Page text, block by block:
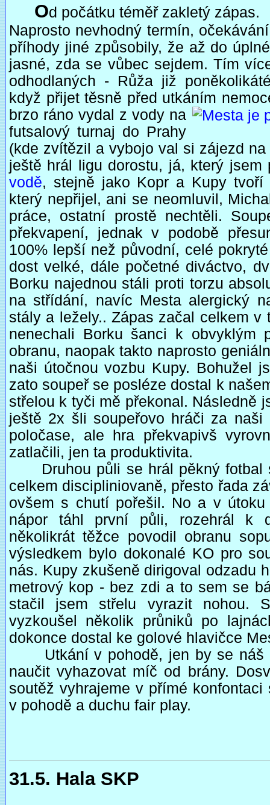
Od počátku téměř zakletý zápas.
Naprosto nevhodný termín,
příhody jiné způsobily, že až do
jasné, zda se vůbec sejdem. Tím
odhodlaných - Růža již
když přijet těsně před utkáním
brzo ráno vydal z vody na
futsalový turnaj do Prahy
(kde zvítězil a vybojo val si zájezd
ještě hrál ligu dorostu, já, který
vodě, stejně jako Kopr a Kupy tvoří
který nepřijel, ani se neomluvil,
práce, ostatní prostě nechtěli.
překvapení, jednak v podobě
100% lepší než původní, celé
dost velké, dále početné diváctvo,
Borku najednou stáli proti torzu
na střídání, navíc Mesta alergický
stály a ležely.. Zápas začal celkem v
nenechali Borku šanci k obvyklým
obranu, naopak takto naprosto
naši útočnou vozbu Kupy. Bohužel
zato soupeř se posléze dostal k
střelou k tyči mě překonal. Následně
ještě 2x šli soupeřovo hráči za
poločase, ale hra překvapivš
zatlačili, jen ta produktivita.
Druhou půli se hrál pěkný fotbal
celkem discipliniovaně, přesto řada
ovšem s chutí pořešil. No a v
nápor táhl první půli, rozehrál k
několikrát těžce povodil obranu
výsledkem bylo dokonalé KO pro
nás. Kupy zkušeně dirigoval odzadu
metrový kop - bez zdi a to sem se
stačil jsem střelu vyrazit nohou.
vyzkoušel několik průniků po
dokonce dostal ke golové hlavičce
Utkání v pohodě, jen by se náš
naučit vyhazovat míč od brány.
soutěž vyhrajeme v přímé
v pohodě a duchu fair play.
31.5. Hala SKP